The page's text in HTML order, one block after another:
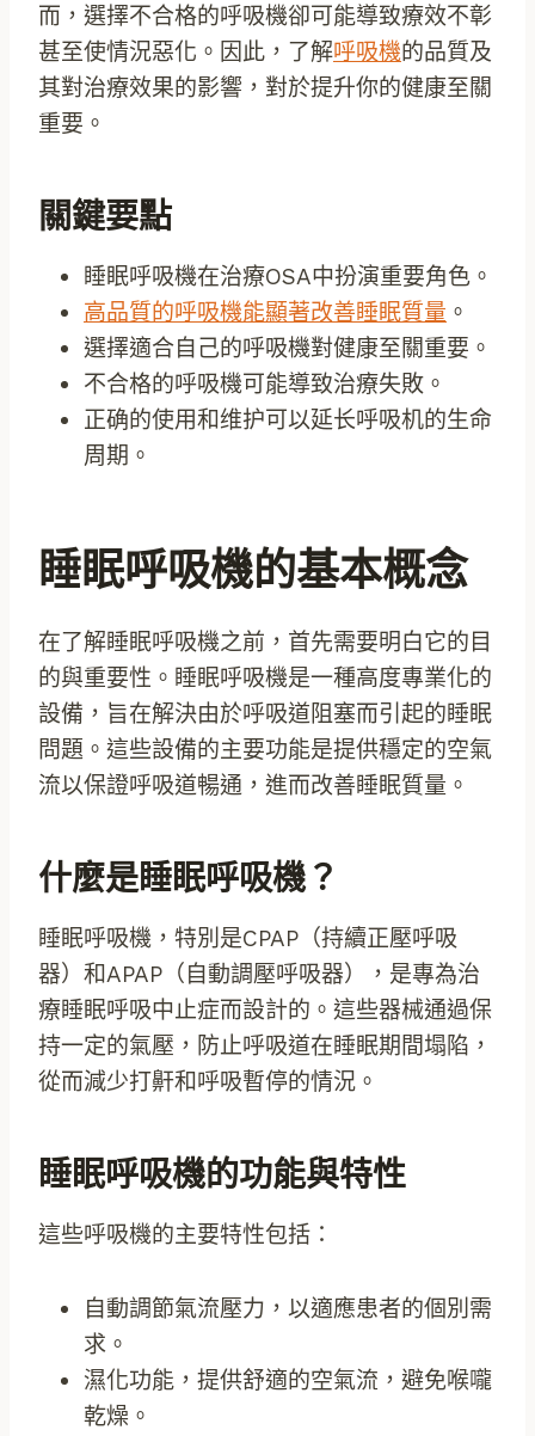
而，選擇不合格的呼吸機卻可能導致療效不彰
甚至使情況惡化。因此，了解呼吸機的品質及
其對治療效果的影響，對於提升你的健康至關
重要。
關鍵要點
睡眠呼吸機在治療OSA中扮演重要角色。
高品質的呼吸機能顯著改善睡眠質量 。
選擇適合自己的呼吸機對健康至關重要。
不合格的呼吸機可能導致治療失敗。
正确的使用和维护可以延长呼吸机的生命
周期。
睡眠呼吸機的基本概念
在了解睡眠呼吸機之前，首先需要明白它的目
的與重要性。睡眠呼吸機是一種高度專業化的
設備，旨在解決由於呼吸道阻塞而引起的睡眠
問題。這些設備的主要功能是提供穩定的空氣
流以保證呼吸道暢通，進而改善睡眠質量。
什麼是睡眠呼吸機？
睡眠呼吸機，特別是CPAP（持續正壓呼吸
器）和APAP（自動調壓呼吸器），是專為治
療睡眠呼吸中止症而設計的。這些器械通過保
持一定的氣壓，防止呼吸道在睡眠期間塌陷，
從而減少打鼾和呼吸暫停的情況。
睡眠呼吸機的功能與特性
這些呼吸機的主要特性包括：
自動調節氣流壓力，以適應患者的個別需
求。
濕化功能，提供舒適的空氣流，避免喉嚨
乾燥。